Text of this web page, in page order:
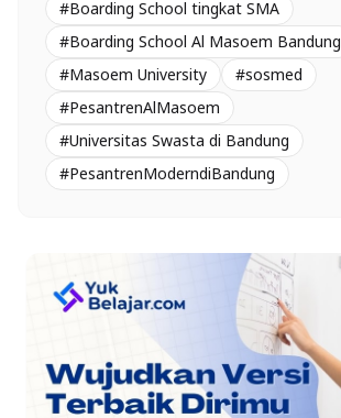
#Boarding School tingkat SMA
#Boarding School Al Masoem Bandung
#Masoem University
#sosmed
#PesantrenAlMasoem
#Universitas Swasta di Bandung
#PesantrenModerndiBandung